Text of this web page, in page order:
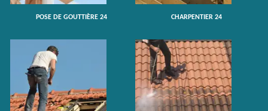
POSE DE GOUTTIÈRE 24 CHARPENTIER 24